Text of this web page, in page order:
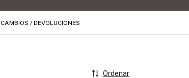
CAMBIOS / DEVOLUCIONES
Ordenar